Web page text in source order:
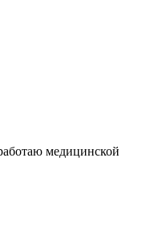
медицинской